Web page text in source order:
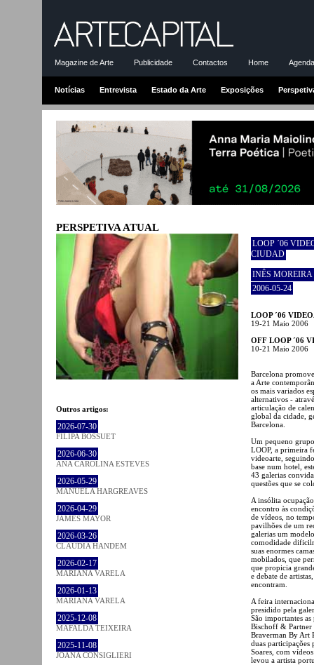
Magazine de Arte Publicidade Contactos Home
Notícias Entrevista Estado da Arte Exposições
PERSPETIVA ATUAL
Outros artigos:
2026-07-30
FILIPA BOSSUET
2026-06-30
ANA CAROLINA ESTEVES
2026-05-29
MANUELA HARGREAVES
2026-04-29
JAMES MAYOR
2026-03-26
CLÁUDIA HANDEM
2026-02-17
MARIANA VARELA
2026-01-13
MARIANA VARELA
2025-12-08
MAFALDA TEIXEIRA
2025-11-08
JOANA CONSIGLIERI
LOOP ´06
CIUDAD
INÊS MOREIRA
2006-05-24
LOOP ´06
19-21 Maio 2006
OFF LOOP ´06
10-21 Maio 2006
Barcelona
a Arte
os mais variados
alternativos -
articulação de
global da cidade,
Barcelona.
Um pequeno
LOOP, a primeira
videoarte,
base num hotel,
43 galerias
questões que se
A insólita
encontro às
de vídeos, no
pavilhões de um
galerias um
comodidade
suas enormes
mobilados, que
que propicia
e debate de
encontram.
A feira
presidido pela
São importantes
Bischoff & Partner
Braverman By Art
duas participações
Soares, com
levou a artista